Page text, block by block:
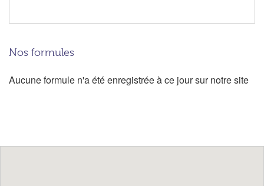
Nos formules
Aucune formule n'a été enregistrée à ce jour sur notre site